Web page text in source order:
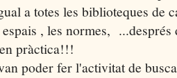
a totes les biblioteques de
espais , les normes,
pràctica!!!
poder fer l'activitat de